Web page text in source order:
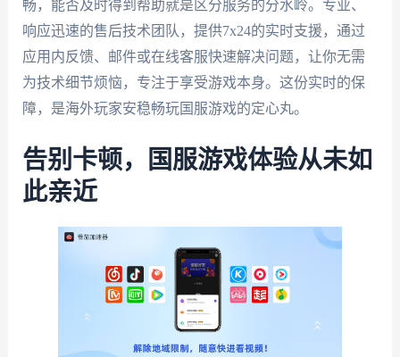
畅，能否及时得到帮助就是区分服务的分水岭。专业、
响应迅速的售后技术团队，提供7x24的实时支援，通过
应用内反馈、邮件或在线客服快速解决问题，让你无需
为技术细节烦恼，专注于享受游戏本身。这份实时的保
障，是海外玩家安稳畅玩国服游戏的定心丸。
告别卡顿，国服游戏体验从未如
此亲近